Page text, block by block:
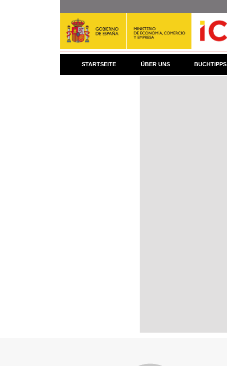
STARTSEITE ÜBER UNS BUCHTIPPS